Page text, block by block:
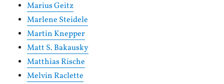
Marius Geitz
Marlene Steidele
Martin Knepper
Matt S. Bakausky
Matthias Rische
Melvin Raclette